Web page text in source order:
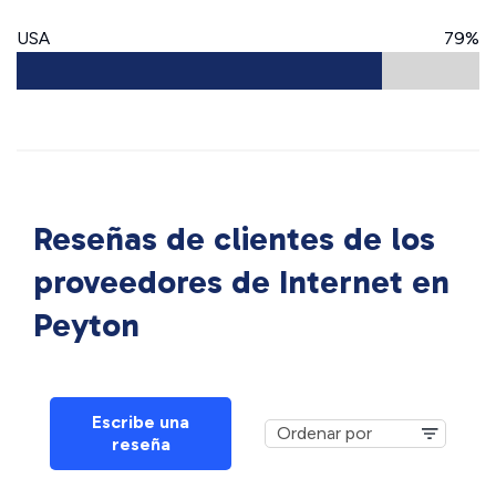
USA 79%
Reseñas de clientes de los
proveedores de Internet en
Peyton
Escribe una
reseña